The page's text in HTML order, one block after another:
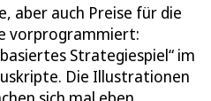
aber auch Preise für die
vorprogrammiert:
Strategiespiel“ im
Die Illustrationen